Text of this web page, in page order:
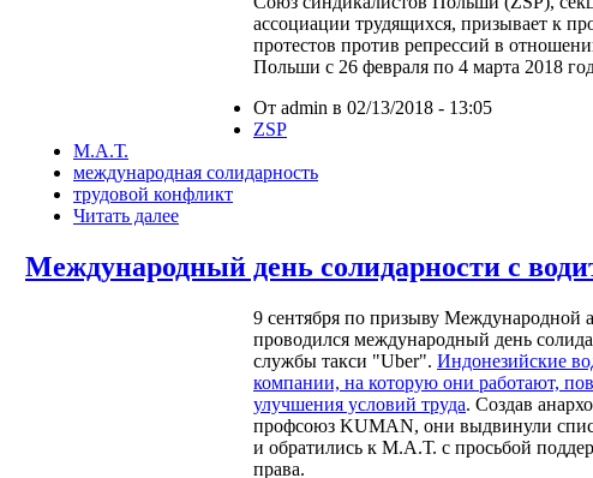
ассоциации трудящихся, призывает к
протестов против репрессий в
Польши с 26 февраля по 4 марта 2018
От admin в 02/13/2018 - 13:05
ZSP
М.А.Т.
международная солидарность
трудовой конфликт
Читать далее
Международный день солидарности с
9 сентября по призыву Международной
проводился международный день
службы такси "Uber". Индонезийские
компании, на которую они работают,
улучшения условий труда. Создав
профсоюз KUMAN, они выдвинули
и обратились к М.А.Т. с просьбой
права.